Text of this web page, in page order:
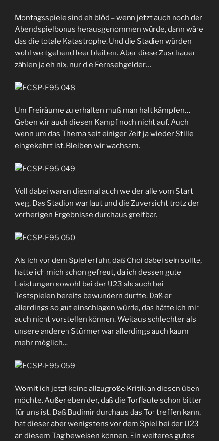
Montagsspiele sind eh blöd – wenn jetzt auch noch der
Abendspielbonus herausgenommen würde, dann wäre
das die totale Katastrophe. Und die Stadien würden
wohl weitgehend leer bleiben. Aber diese Zuschauer
zählen ja eh nix, nur die Fernsehgelder…
Um Freiräume zu erhalten muß man halt kämpfen…
Geben wir auch diesen Kampf noch nicht auf. Auch
wenn um das Thema seit einiger Zeit ja wieder Stille
eingekehrt ist. Bleiben wir wachsam.
Voll dabei waren diesmal auch weider alle vom Start
weg. Das Stadion war laut und die Zuversicht trotz der
vorherigen Ergebnisse durchaus greifbar.
Als ich vor dem Spiel erfuhr, daß Choi dabei sein sollte,
hatte ich mich schon gefreut, da ich dessen gute
Leistungen sowohl bei der U23 als auch bei
Testspielen bereits bewundern durfte. Daß er
allerdings so gut einschlagen würde, das hätte ich mir
auch nicht vorstellen können. Weitaus schlechter als
unsere anderen Stürmer war allerdings auch kaum
mehr möglich…
Womit ich jetzt keine allzugroße Kritik an diesen üben
möchte. Außer eben der, daß die Torflaute schon bitter
für uns ist. Daß Budimir durchaus das Tor treffen kann,
hat dieser aber wenigstens vor dem Spiel bei der U23
an diesem Tag beweisen können. Ein weiteres gutes